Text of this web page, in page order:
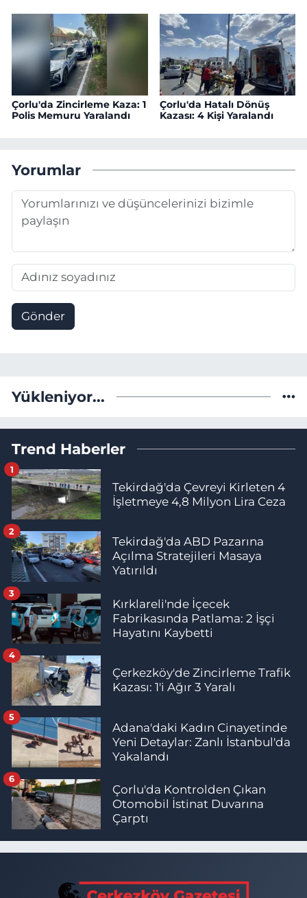
Çorlu'da Zincirleme Kaza: 1
Polis Memuru Yaralandı
Çorlu'da Hatalı Dönüş
Kazası: 4 Kişi Yaralandı
Yorumlar
Gönder
Yükleniyor...
Trend Haberler
Tekirdağ'da Çevreyi Kirleten 4
İşletmeye 4,8 Milyon Lira Ceza
1
Tekirdağ'da ABD Pazarına
Açılma Stratejileri Masaya
Yatırıldı
2
Kırklareli'nde İçecek
Fabrikasında Patlama: 2 İşçi
Hayatını Kaybetti
3
Çerkezköy'de Zincirleme Trafik
Kazası: 1'i Ağır 3 Yaralı
4
Adana'daki Kadın Cinayetinde
Yeni Detaylar: Zanlı İstanbul'da
Yakalandı
5
Çorlu'da Kontrolden Çıkan
Otomobil İstinat Duvarına
Çarptı
6